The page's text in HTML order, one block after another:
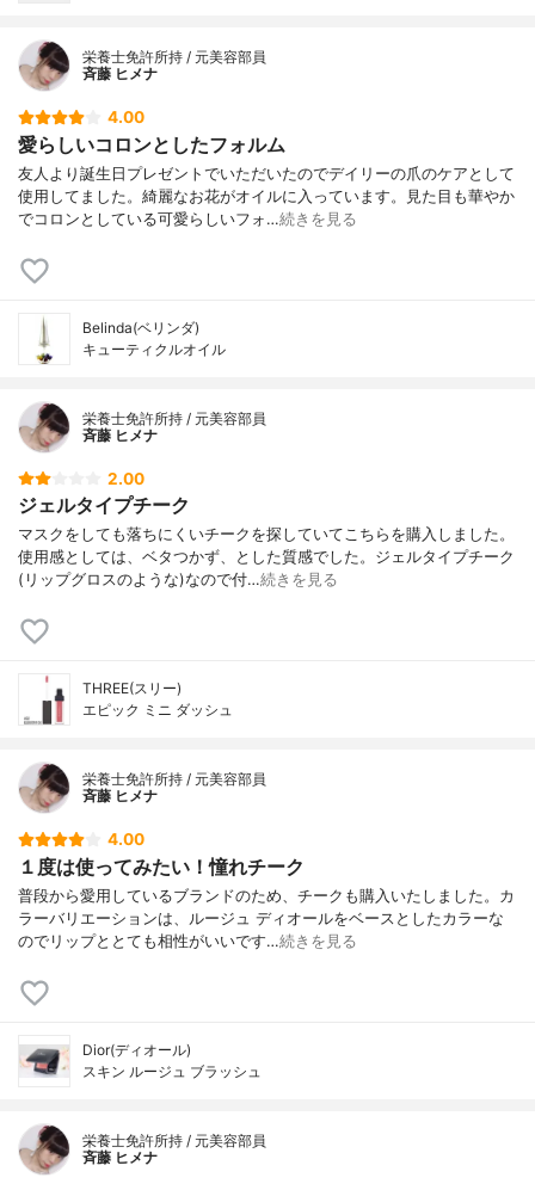
栄養士免許所持 / 元美容部員
斉藤 ヒメナ
4.00
愛らしいコロンとしたフォルム
友人より誕生日プレゼントでいただいたのでデイリーの爪のケアとして
使用してました。綺麗なお花がオイルに入っています。見た目も華やか
でコロンとしている可愛らしいフォ…続きを見る
Belinda(ベリンダ)
キューティクルオイル
栄養士免許所持 / 元美容部員
斉藤 ヒメナ
2.00
ジェルタイプチーク
マスクをしても落ちにくいチークを探していてこちらを購入しました。
使用感としては、ベタつかず、とした質感でした。ジェルタイプチーク
(リップグロスのような)なので付…続きを見る
THREE(スリー)
エピック ミニ ダッシュ
栄養士免許所持 / 元美容部員
斉藤 ヒメナ
4.00
１度は使ってみたい！憧れチーク
普段から愛用しているブランドのため、チークも購入いたしました。カ
ラーバリエーションは、ルージュ ディオールをベースとしたカラーな
のでリップととても相性がいいです…続きを見る
Dior(ディオール)
スキン ルージュ ブラッシュ
栄養士免許所持 / 元美容部員
斉藤 ヒメナ